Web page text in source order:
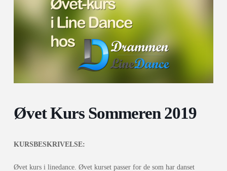
Øvet Kurs Sommeren 2019
KURSBESKRIVELSE:
Øvet kurs i linedance. Øvet kurset passer for de som har danset